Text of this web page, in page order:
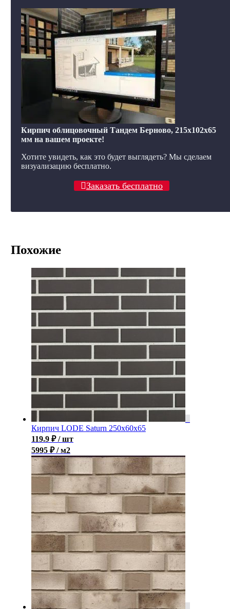
Кирпич облицовочный Тандем Берново, 215x102x65
мм на вашем проекте!
Хотите увидеть, как это будет выглядеть? Мы сделаем
визуализацию бесплатно.
Заказать бесплатно
Похожие
Кирпич LODE Saturn 250x60x65
119.9 ₽ / шт
5995 ₽ / м2